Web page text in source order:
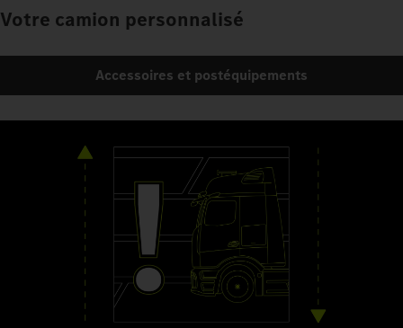
Votre camion personnalisé
Accessoires et postéquipements